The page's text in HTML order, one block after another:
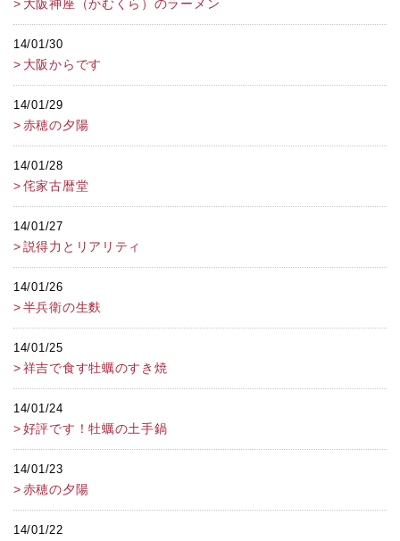
大阪神座（かむくら）のラーメン
14/01/30
大阪からです
14/01/29
赤穂の夕陽
14/01/28
侘家古暦堂
14/01/27
説得力とリアリティ
14/01/26
半兵衛の生麩
14/01/25
祥吉で食す牡蠣のすき焼
14/01/24
好評です！牡蠣の土手鍋
14/01/23
赤穂の夕陽
14/01/22